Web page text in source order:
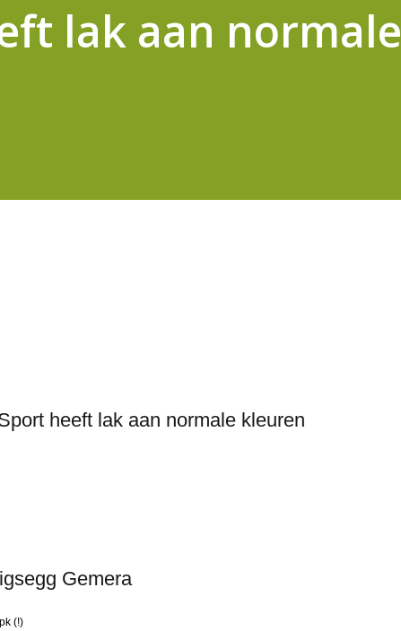
lak aan normale
heeft lak aan normale kleuren
Gemera
(!)